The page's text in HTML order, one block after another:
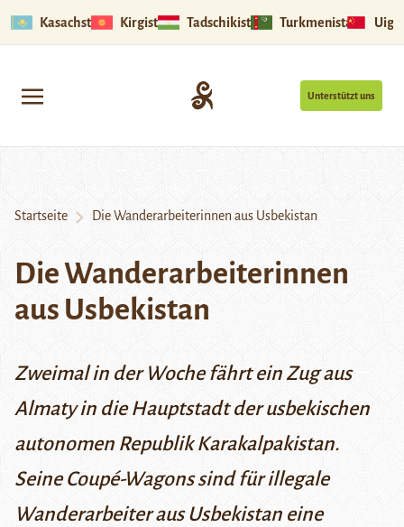
Kasachstan Kirgistan Tadschikistan Turkmenistan
Unterstützt uns
Startseite Die Wanderarbeiterinnen aus Usbekistan
Die Wanderarbeiterinnen
aus Usbekistan
Zweimal in der Woche fährt ein Zug aus
Almaty in die Hauptstadt der usbekischen
autonomen Republik Karakalpakistan.
Seine Coupé-Wagons sind für illegale
Wanderarbeiter aus Usbekistan eine